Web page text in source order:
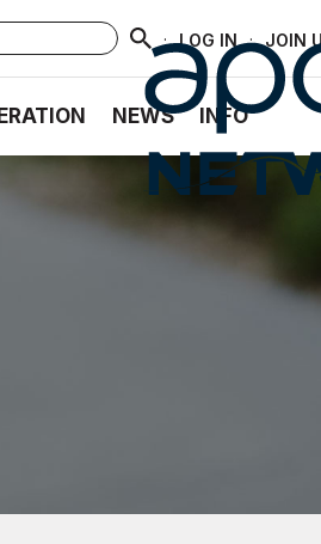
· LOG IN · JOIN
NEWS INFO